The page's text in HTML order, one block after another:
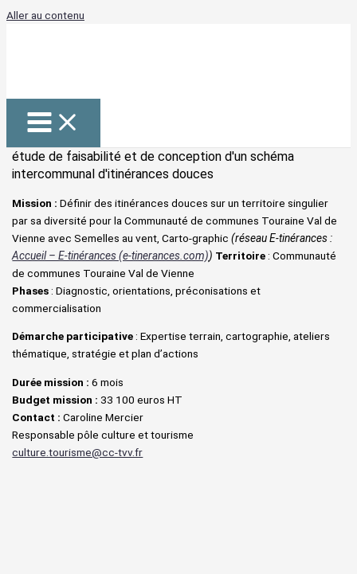
Aller au contenu
étude de faisabilité et de conception d'un schéma
intercommunal d'itinérances douces
Mission :Définir des itinérances douces sur un territoire singulier
par sa diversité pour la Communauté de communes Touraine Val de
Vienne avec Semelles au vent, Carto-graphic(réseau E-tinérances :
Accueil – E-tinérances (e-tinerances.com)) Territoire : Communauté
de communes Touraine Val de Vienne
Phases : Diagnostic, orientations, préconisations et
commercialisation
Démarche participative : Expertise terrain, cartographie, ateliers
thématique, stratégie et plan d’actions
Durée mission :6 mois
Budget mission : 33 100 euros HT
Contact :Caroline Mercier
Responsable pôle culture et tourisme
culture.tourisme@cc-tvv.fr